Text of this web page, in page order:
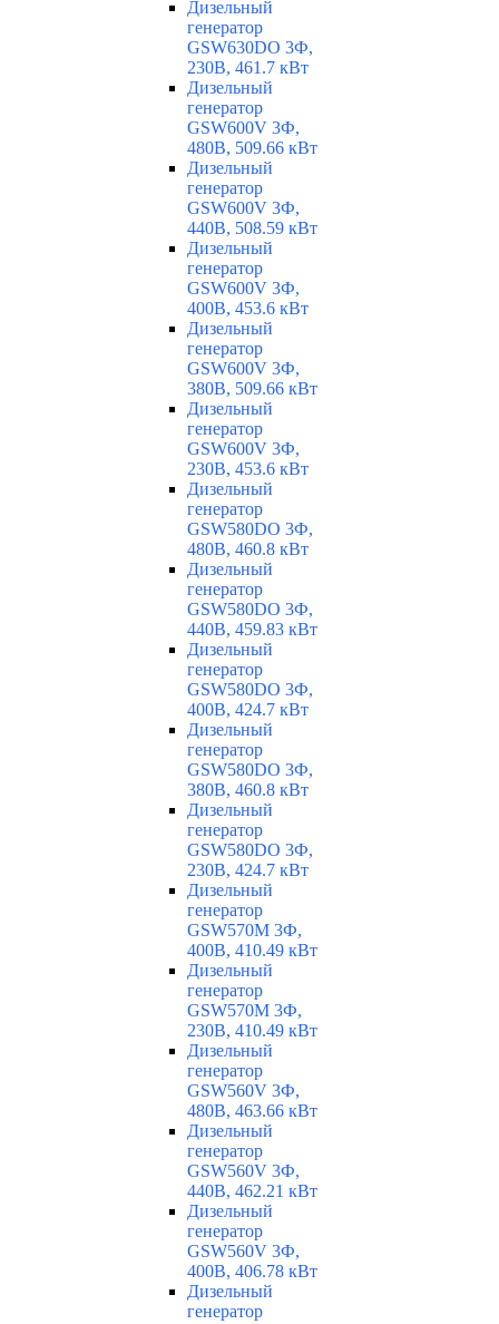
Дизельный
генератор
GSW630DO 3Ф,
230В, 461.7 кВт
Дизельный
генератор
GSW600V 3Ф,
480В, 509.66 кВт
Дизельный
генератор
GSW600V 3Ф,
440В, 508.59 кВт
Дизельный
генератор
GSW600V 3Ф,
400В, 453.6 кВт
Дизельный
генератор
GSW600V 3Ф,
380В, 509.66 кВт
Дизельный
генератор
GSW600V 3Ф,
230В, 453.6 кВт
Дизельный
генератор
GSW580DO 3Ф,
480В, 460.8 кВт
Дизельный
генератор
GSW580DO 3Ф,
440В, 459.83 кВт
Дизельный
генератор
GSW580DO 3Ф,
400В, 424.7 кВт
Дизельный
генератор
GSW580DO 3Ф,
380В, 460.8 кВт
Дизельный
генератор
GSW580DO 3Ф,
230В, 424.7 кВт
Дизельный
генератор
GSW570M 3Ф,
400В, 410.49 кВт
Дизельный
генератор
GSW570M 3Ф,
230В, 410.49 кВт
Дизельный
генератор
GSW560V 3Ф,
480В, 463.66 кВт
Дизельный
генератор
GSW560V 3Ф,
440В, 462.21 кВт
Дизельный
генератор
GSW560V 3Ф,
400В, 406.78 кВт
Дизельный
генератор